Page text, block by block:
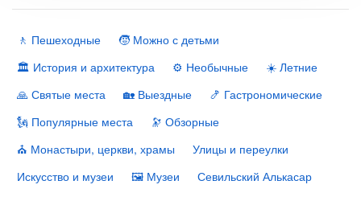
🚶 Пешеходные
🧒 Можно с детьми
🏛 История и архитектура
⚙️ Необычные
☀️ Летние
🙏 Святые места
🏡 Выездные
🍤 Гастрономические
🗽 Популярные места
🔭 Обзорные
⛪️ Монастыри, церкви, храмы
Улицы и переулки
Искусство и музеи
🖼 Музеи Севильский Алькасар